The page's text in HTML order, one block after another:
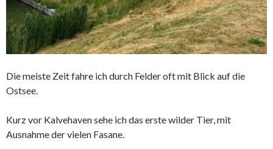
Die meiste Zeit fahre ich durch Felder oft mit Blick auf die
Ostsee.
Kurz vor Kalvehaven sehe ich das erste wilder Tier, mit
Ausnahme der vielen Fasane.